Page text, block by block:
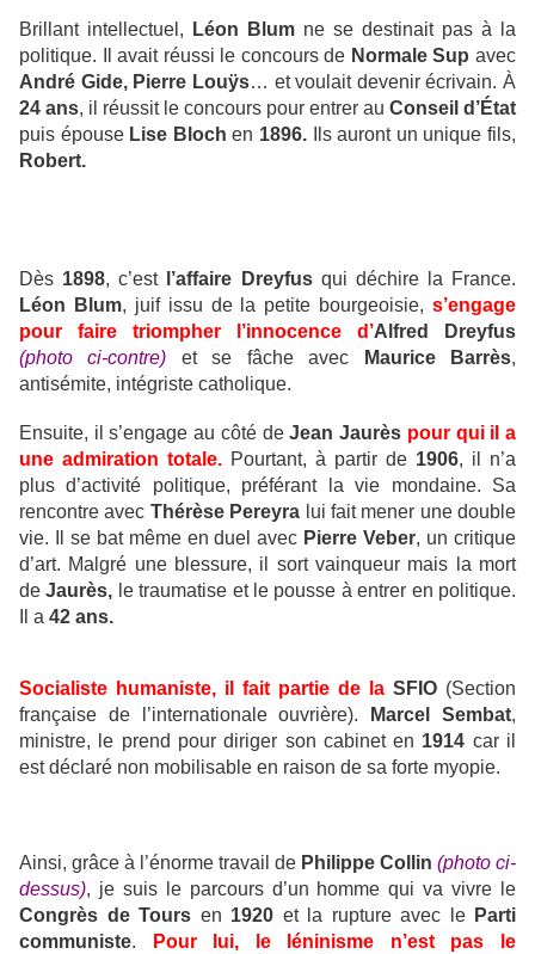
Brillant intellectuel, Léon Blum ne se destinait pas à la
politique. Il avait réussi le concours de Normale Sup avec
André Gide, Pierre Louÿs… et voulait devenir écrivain. À
24 ans, il réussit le concours pour entrer au Conseil d’État
puis épouse Lise Bloch en 1896. Ils auront un unique fils,
Robert.
Dès 1898, c’est l’affaire Dreyfusqui déchire la France.
Léon Blum, juif issu de la petite bourgeoisie, s’engage
pour faire triompher l’innocence d’Alfred Dreyfus
(photo ci-contre) et se fâche avec Maurice Barrès,
antisémite, intégriste catholique.
Ensuite, il s’engage au côté deJean Jaurès pour qui il a
une admiration totale. Pourtant, à partir de 1906, il n’a
plus d’activité politique, préférant la vie mondaine. Sa
rencontre avec Thérèse Pereyra lui fait mener une double
vie. Il se bat même en duel avec Pierre Veber, un critique
d’art. Malgré une blessure, il sort vainqueur mais la mort
deJaurès, le traumatise et le pousse à entrer en politique.
Il a 42 ans.
Socialiste humaniste, il fait partie de la SFIO (Section
française de l’internationale ouvrière).
Marcel Sembat,
ministre, le prend pour diriger son cabinet en 1914 car il
est déclaré non mobilisable en raison de sa forte myopie.
Ainsi, grâce à l’énorme travail de Philippe Collin (photo ci-
dessus), je suis le parcours d’un homme qui va vivre le
Congrès de Tours en 1920 et la rupture avec le Parti
communiste.
Pour lui, le léninisme n’est pas le